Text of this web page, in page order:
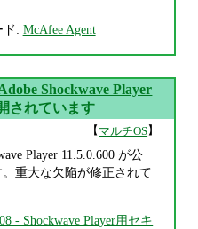
ド: McAfee Agent
Shockwave Player
されています
【マルチOS】
Player 11.5.0.600 が公
重大な欠陥が修正されて
- Shockwave Player用セキ